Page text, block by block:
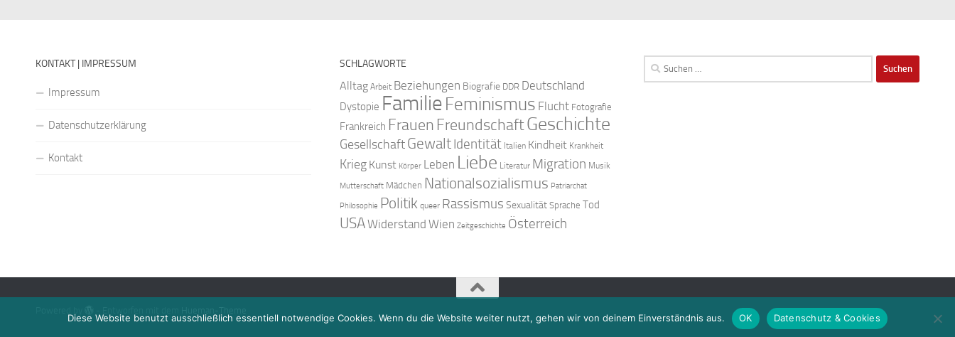
KONTAKT | IMPRESSUM
Impressum
Datenschutzerklärung
Kontakt
SCHLAGWORTE
Alltag Arbeit Beziehungen Biografie DDR Deutschland
Dystopie FamilieFeminismus Flucht Fotografie
Frankreich Frauen FreundschaftGeschichte
GesellschaftGewaltIdentität Italien Kindheit Krankheit
Krieg Kunst Körper Leben Liebe Literatur Migration Musik
Mutterschaft Mädchen Nationalsozialismus Patriarchat
Philosophie Politik queer Rassismus SexualitätSprache Tod
USAWiderstand Wien Zeitgeschichte Österreich
Suchen
nach:
Diese Website benutzt ausschließlich essentiell notwendige Cookies. Wenn du die Website weiter nutzt, gehen wir von deinem Einverständnis aus. OK Datenschutz & Cookies